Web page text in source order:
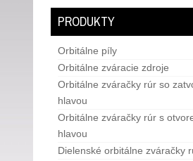
PRODUKTY
Orbitálne píly
Orbitálne zváracie zdroje
Orbitálne zváračky rúr so
hlavou
Orbitálne zváračky rúr s
hlavou
Dielenské orbitálne zváračky